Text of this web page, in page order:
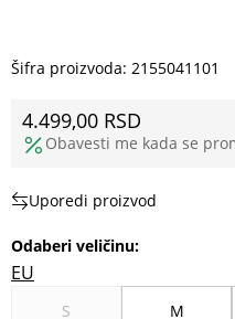
Šifra proizvoda: 2155041101
4.499,00 RSD
Obavesti me kada se
Uporedi proizvod
Odaberi veličinu:
EU
S M